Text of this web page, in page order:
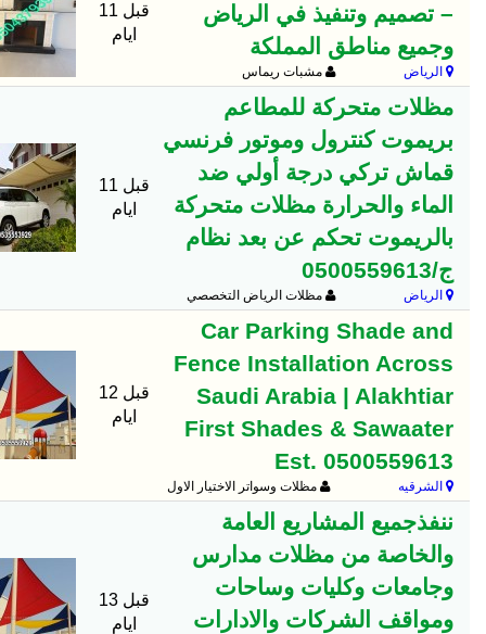
– تصميم وتنفيذ في الرياض
وجميع مناطق المملكة
الرياض مشبات ريماس
قبل 11
ايام
مظلات متحركة للمطاعم
بريموت كنترول وموتور فرنسي
قماش تركي درجة أولي ضد
الماء والحرارة مظلات متحركة
بالريموت تحكم عن بعد نظام
ج/0500559613
الرياض مظلات الرياض التخصصي
قبل 11
ايام
Car Parking Shade and
Fence Installation Across
Saudi Arabia | Alakhtiar
First Shades & Sawaater
Est. 0500559613
الشرقيه مظلات وسواتر الاختيار الاول
قبل 12
ايام
ننفذجميع المشاريع العامة
والخاصة من مظلات مدارس
وجامعات وكليات وساحات
ومواقف الشركات والادارات
قبل 13
ايام